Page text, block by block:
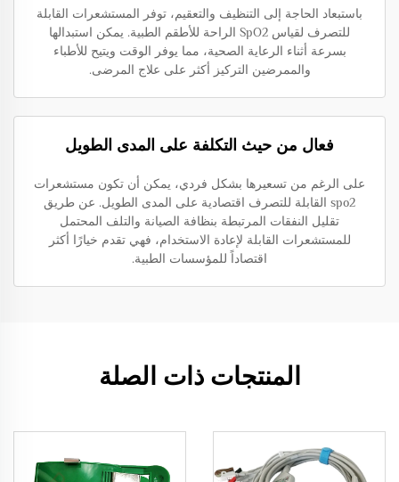
باستبعاد الحاجة إلى التنظيف والتعقيم، توفر المستشعرات القابلة
للتصرف لقياس SpO2 الراحة للأطقم الطبية. يمكن استبدالها
بسرعة أثناء الرعاية الصحية، مما يوفر الوقت ويتيح للأطباء
والممرضين التركيز أكثر على علاج المرضى.
فعال من حيث التكلفة على المدى الطويل
على الرغم من تسعيرها بشكل فردي، يمكن أن تكون مستشعرات
spo2 القابلة للتصرف اقتصادية على المدى الطويل. عن طريق
تقليل النفقات المرتبطة بنظافة الصيانة والتلف المحتمل
للمستشعرات القابلة لإعادة الاستخدام، فهي تقدم خيارًا أكثر
اقتصاداً للمؤسسات الطبية.
المنتجات ذات الصلة